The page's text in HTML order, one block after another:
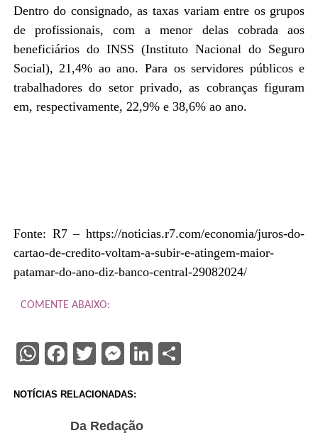
Dentro do consignado, as taxas variam entre os grupos
de profissionais, com a menor delas cobrada aos
beneficiários do INSS (Instituto Nacional do Seguro
Social), 21,4% ao ano. Para os servidores públicos e
trabalhadores do setor privado, as cobranças figuram
em, respectivamente, 22,9% e 38,6% ao ano.
Fonte: R7 – https://noticias.r7.com/economia/juros-do-
cartao-de-credito-voltam-a-subir-e-atingem-maior-
patamar-do-ano-diz-banco-central-29082024/
COMENTE ABAIXO:
WhatsApp
Facebook
Twitter
Messenger
LinkedIn
Share
NOTÍCIAS RELACIONADAS:
Da Redação